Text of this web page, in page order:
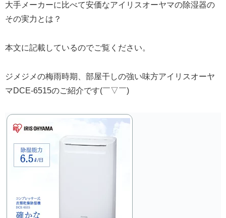
大手メーカーに比べて安価なアイリスオーヤマの除湿器の
その実力とは？
本文に記載しているのでご覧ください。
ジメジメの梅雨時期、部屋干しの強い味方アイリスオーヤ
マDCE-6515のご紹介です(￣▽￣)